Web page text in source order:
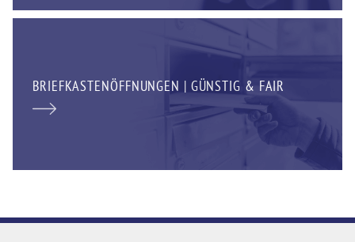
BRIEFKASTENÖFFNUNGEN | GÜNSTIG & FAIR